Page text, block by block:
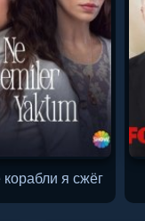
корабли я сжёг